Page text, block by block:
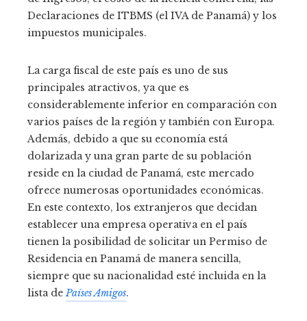
Declaraciones de ITBMS (el IVA de Panamá) y los
impuestos municipales.
La carga fiscal de este país es uno de sus
principales atractivos, ya que es
considerablemente inferior en comparación con
varios países de la región y también con Europa.
Además, debido a que su economía está
dolarizada y una gran parte de su población
reside en la ciudad de Panamá, este mercado
ofrece numerosas oportunidades económicas.
En este contexto, los extranjeros que decidan
establecer una empresa operativa en el país
tienen la posibilidad de solicitar un Permiso de
Residencia en Panamá de manera sencilla,
siempre que su nacionalidad esté incluida en la
lista dePaíses Amigos.